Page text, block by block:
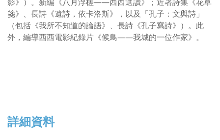
箋》、長詩《遺詩，依卡洛斯》，以及「孔子：文與詩」
（包括《我所不知道的論語》、長詩《孔子寫詩》）。此
外，編導西西電影紀錄片《候鳥——我城的一位作家》。
詳細資料